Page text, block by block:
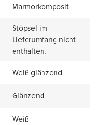
Marmorkomposit
Stöpsel im
Lieferumfang nicht
enthalten.
Weiß glänzend
Glänzend
Weiß